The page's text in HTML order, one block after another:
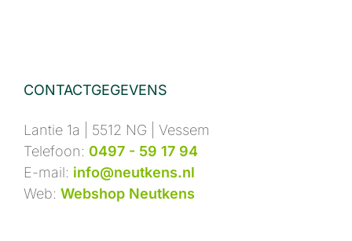
CONTACTGEGEVENS
Lantie 1a | 5512 NG | Vessem
Telefoon: 0497 - 59 17 94
E-mail: info@neutkens.nl
Web: Webshop Neutkens